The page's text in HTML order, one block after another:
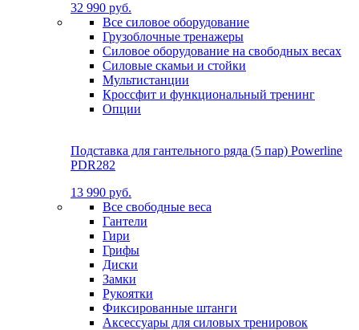
32 990 руб.
Все силовое оборудование
Грузоблочные тренажеры
Силовое оборудование на свободных весах
Силовые скамьи и стойки
Мультистанции
Кроссфит и функциональный тренинг
Опции
Подставка для гантельного ряда (5 пар) Powerline
PDR282
13 990 руб.
Все свободные веса
Гантели
Гири
Грифы
Диски
Замки
Рукоятки
Фиксированные штанги
Аксессуары для силовых тренировок